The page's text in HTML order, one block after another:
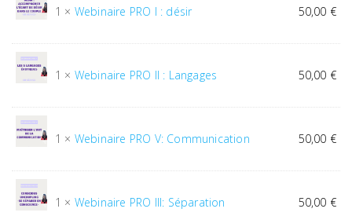
1 × Webinaire PRO I : désir 50,00 €
1 × Webinaire PRO II : Langages 50,00 €
1 × Webinaire PRO V: Communication 50,00 €
1 × Webinaire PRO III: Séparation 50,00 €